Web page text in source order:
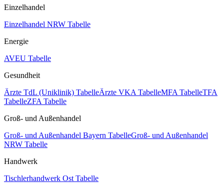
Einzelhandel
Einzelhandel NRW Tabelle
Energie
AVEU Tabelle
Gesundheit
Ärzte TdL (Uniklinik) TabelleÄrzte VKA TabelleMFA TabelleTFA
TabelleZFA Tabelle
Groß- und Außenhandel
Groß- und Außenhandel Bayern TabelleGroß- und Außenhandel
NRW Tabelle
Handwerk
Tischlerhandwerk Ost Tabelle